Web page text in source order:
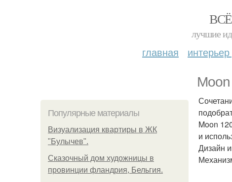
лучшие
главная
Популярные материалы
Визуализация квартиры в ЖК
"Булычев".
Сказочный дом художницы в
провинции фландрия, Бельгия.
Moon
и
Дизайн